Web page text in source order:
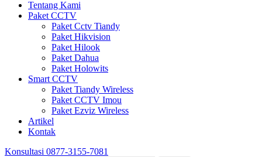
Tentang Kami
Paket CCTV
Paket Cctv Tiandy
Paket Hikvision
Paket Hilook
Paket Dahua
Paket Holowits
Smart CCTV
Paket Tiandy Wireless
Paket CCTV Imou
Paket Ezviz Wireless
Artikel
Kontak
Konsultasi 0877-3155-7081